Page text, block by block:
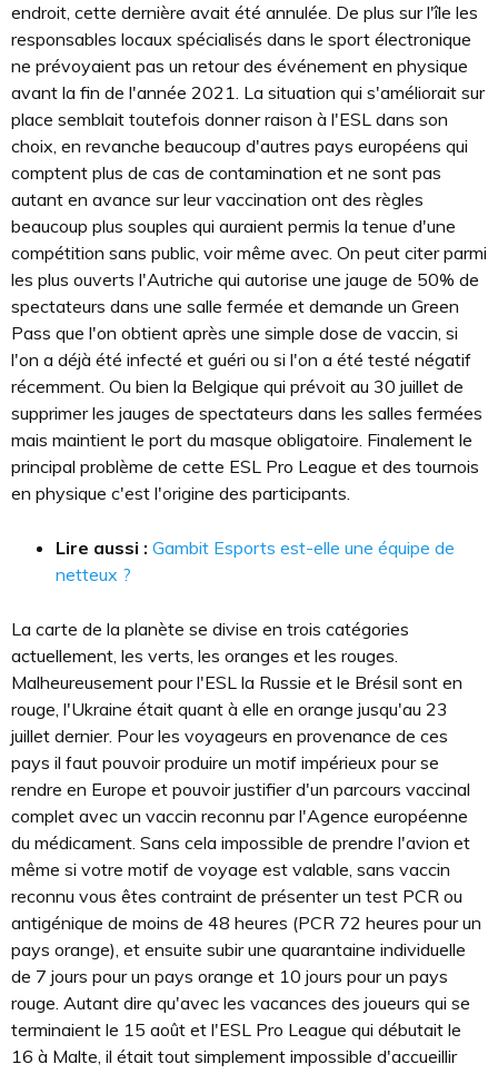
endroit, cette dernière avait été annulée. De plus sur l'île les
responsables locaux spécialisés dans le sport électronique
ne prévoyaient pas un retour des événement en physique
avant la fin de l'année 2021. La situation qui s'améliorait sur
place semblait toutefois donner raison à l'ESL dans son
choix, en revanche beaucoup d'autres pays européens qui
comptent plus de cas de contamination et ne sont pas
autant en avance sur leur vaccination ont des règles
beaucoup plus souples qui auraient permis la tenue d'une
compétition sans public, voir même avec. On peut citer parmi
les plus ouverts l'Autriche qui autorise une jauge de 50% de
spectateurs dans une salle fermée et demande un Green
Pass que l'on obtient après une simple dose de vaccin, si
l'on a déjà été infecté et guéri ou si l'on a été testé négatif
récemment. Ou bien la Belgique qui prévoit au 30 juillet de
supprimer les jauges de spectateurs dans les salles fermées
mais maintient le port du masque obligatoire. Finalement le
principal problème de cette ESL Pro League et des tournois
en physique c'est l'origine des participants.
Lire aussi : Gambit Esports est-elle une équipe de
netteux ?
La carte de la planète se divise en trois catégories
actuellement, les verts, les oranges et les rouges.
Malheureusement pour l'ESL la Russie et le Brésil sont en
rouge, l'Ukraine était quant à elle en orange jusqu'au 23
juillet dernier. Pour les voyageurs en provenance de ces
pays il faut pouvoir produire un motif impérieux pour se
rendre en Europe et pouvoir justifier d'un parcours vaccinal
complet avec un vaccin reconnu par l'Agence européenne
du médicament. Sans cela impossible de prendre l'avion et
même si votre motif de voyage est valable, sans vaccin
reconnu vous êtes contraint de présenter un test PCR ou
antigénique de moins de 48 heures (PCR 72 heures pour un
pays orange), et ensuite subir une quarantaine individuelle
de 7 jours pour un pays orange et 10 jours pour un pays
rouge. Autant dire qu'avec les vacances des joueurs qui se
terminaient le 15 août et l'ESL Pro League qui débutait le
16 à Malte, il était tout simplement impossible d'accueillir